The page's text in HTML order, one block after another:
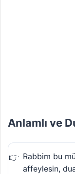
Anlamlı ve
Rabbim bu
affeylesin,